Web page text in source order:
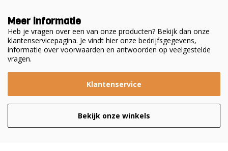
Meer informatie
Heb je vragen over een van onze producten? Bekijk dan onze
klantenservicepagina. Je vindt hier onze bedrijfsgegevens,
informatie over voorwaarden en antwoorden op veelgestelde
vragen.
Klantenservice
Bekijk onze winkels